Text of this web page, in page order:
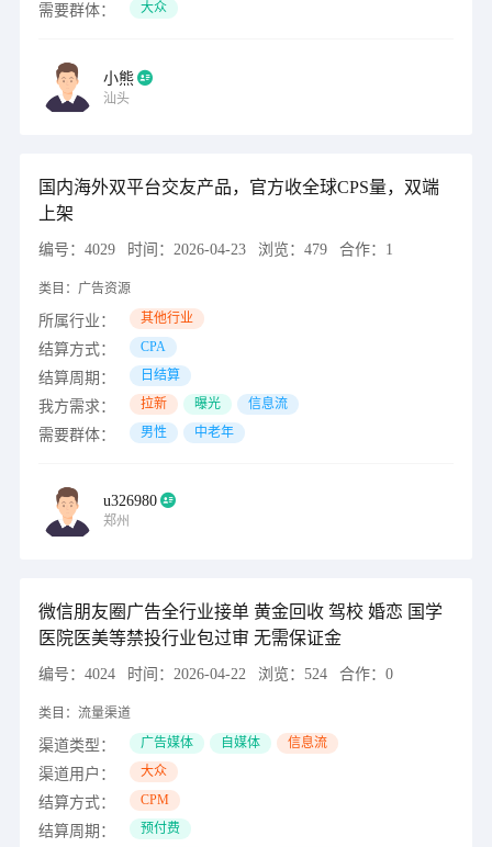
需要群体： 大众
小熊
汕头
国内海外双平台交友产品，官方收全球CPS量，双端
上架
编号： 4029 时间： 2026-04-23 浏览： 479 合作： 1
类目： 广告资源
所属行业： 其他行业
结算方式： CPA
结算周期： 日结算
我方需求： 拉新 曝光 信息流
需要群体： 男性 中老年
u326980
郑州
微信朋友圈广告全行业接单 黄金回收 驾校 婚恋 国学
医院医美等禁投行业包过审 无需保证金
编号： 4024 时间： 2026-04-22 浏览： 524 合作： 0
类目： 流量渠道
渠道类型： 广告媒体 自媒体 信息流
渠道用户： 大众
结算方式： CPM
结算周期： 预付费